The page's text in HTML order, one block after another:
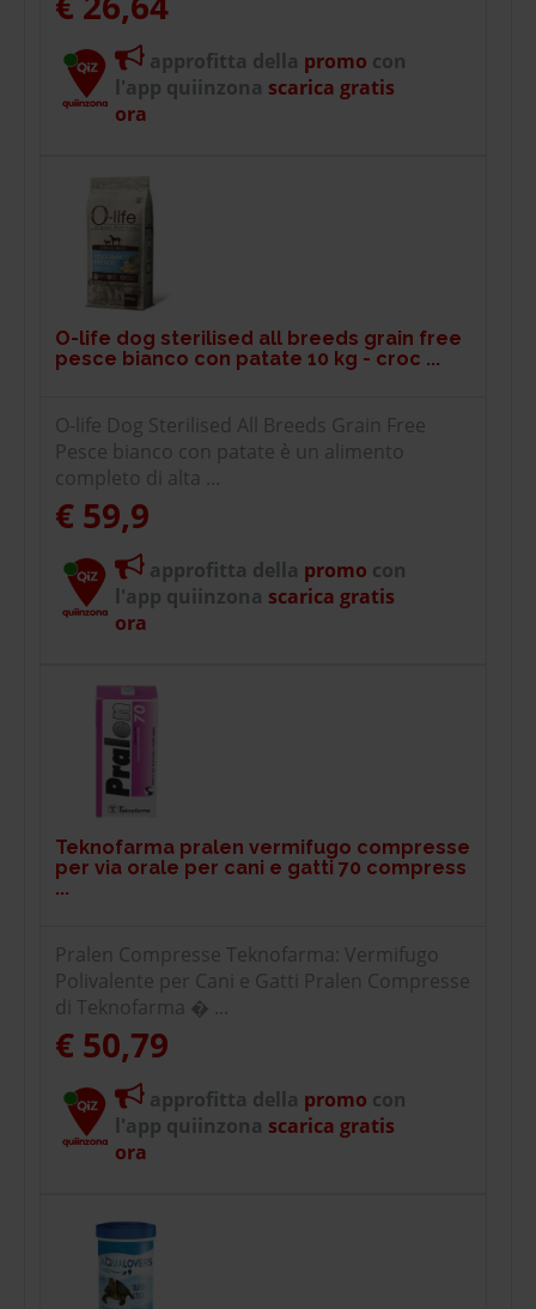
approfitta della promo con
l'app quiinzona scarica gratis
ora
O-life dog sterilised all breeds grain free
pesce bianco con patate 10 kg - croc ...
O-life Dog Sterilised All Breeds Grain Free
Pesce bianco con patate è un alimento
completo di alta ...
€ 59,9
approfitta della promo con
l'app quiinzona scarica gratis
ora
Teknofarma pralen vermifugo compresse
per via orale per cani e gatti 70 compress
...
Pralen Compresse Teknofarma: Vermifugo
Polivalente per Cani e Gatti Pralen Compresse
di Teknofarma � ...
€ 50,79
approfitta della promo con
l'app quiinzona scarica gratis
ora